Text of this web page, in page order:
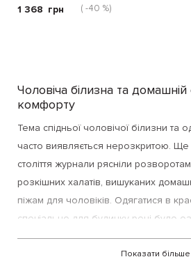
1 368 грн ( -40 %)
Чоловіча білизна та
комфорту
Тема спідньої чоловічої білизни та
часто виявляється нерозкритою.
століття журнали рясніли
розкішних халатів, вишуканих
піжам для чоловіків. Одягатися в
спеціально для будинку речі було
до своєї сім'ї та себе. З нижнім
естетичні, зручні чоловічі труси
Показати більше